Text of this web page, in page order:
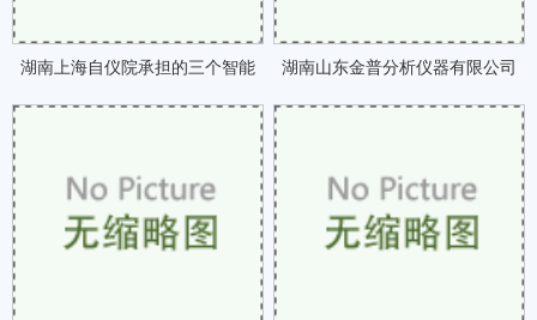
湖南上海自仪院承担的三个智能 湖南山东金普分析仪器有限公司